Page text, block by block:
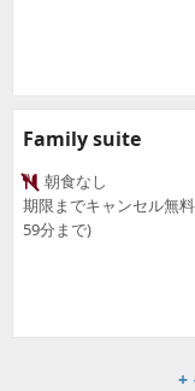
Family suite
朝食なし
期限までキャンセル無
59分まで)
+